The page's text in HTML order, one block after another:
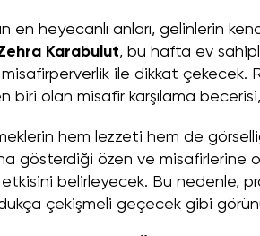
en heyecanlı anları, gelinlerin
Karabulut, bu hafta ev
ile dikkat çekecek.
biri olan misafir karşılama
hem lezzeti hem de
gösterdiği özen ve misafirlerine
etkisini belirleyecek. Bu nedenle,
çekişmeli geçecek gibi